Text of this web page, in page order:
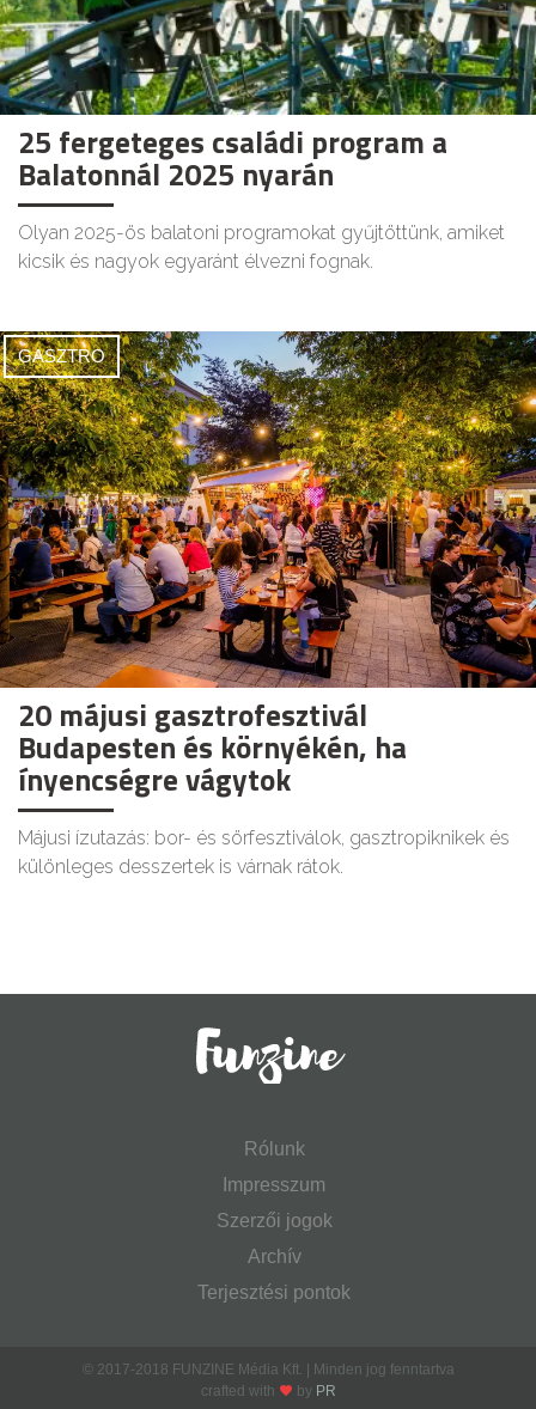
25 fergeteges családi program a
Balatonnál 2025 nyarán
Olyan 2025-ös balatoni programokat gyűjtöttünk, amiket
kicsik és nagyok egyaránt élvezni fognak.
GASZTRO
20 májusi gasztrofesztivál
Budapesten és környékén, ha
ínyencségre vágytok
Májusi ízutazás: bor- és sörfesztiválok, gasztropiknikek és
különleges desszertek is várnak rátok.
Rólunk
Impresszum
Szerzői jogok
Archív
Terjesztési pontok
© 2017-2018 FUNZINE Média Kft. | Minden jog fenntartva
crafted with
by PR